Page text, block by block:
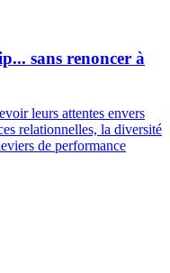
sans renoncer à
leurs attentes envers
relationnelles, la diversité
de performance